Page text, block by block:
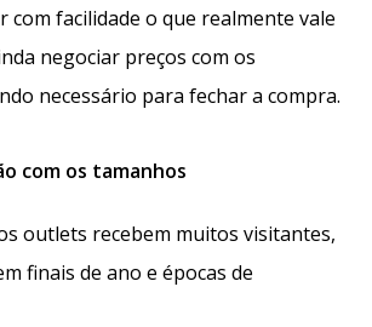
com facilidade o que realmente vale
negociar preços com os
necessário para fechar a compra.
com os tamanhos
outlets recebem muitos visitantes,
finais de ano e épocas de